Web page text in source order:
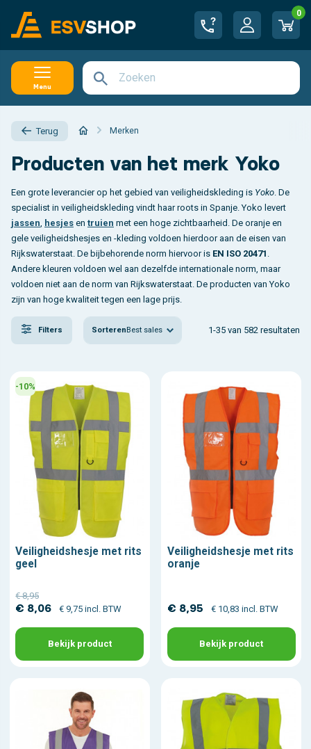
0
Menu
Terug Merken
Producten van het merk Yoko
Een grote leverancier op het gebied van veiligheidskleding is Yoko . De
specialist in veiligheidskleding vindt haar roots in Spanje. Yoko levert
jassen hesjes en truien met een hoge zichtbaarheid. De oranje en
gele veiligheidshesjes en -kleding voldoen hierdoor aan de eisen van
Rijkswaterstaat. De bijbehorende norm hiervoor is EN ISO 20471
Andere kleuren voldoen wel aan dezelfde internationale norm, maar
voldoen niet aan de norm van Rijkswaterstaat. De producten van Yoko
zijn van hoge kwaliteit tegen een lage prijs.
Filters Sorteren Best sales 1-35 van 582 resultaten
-10%
Veiligheidshesje met rits
geel
€ 8,95
€ 8,06 € 9,75 incl. BTW
Bekijk product
Veiligheidshesje met rits
oranje
€ 8,95 € 10,83 incl. BTW
Bekijk product